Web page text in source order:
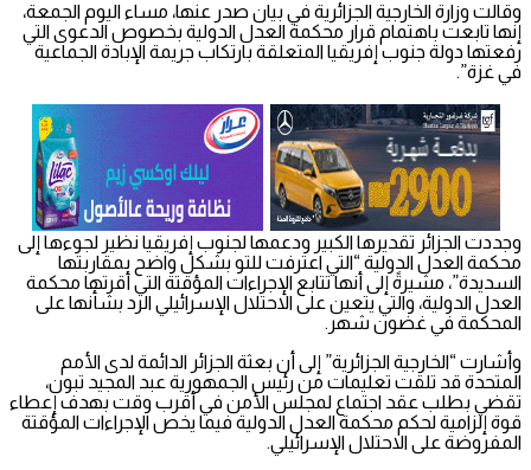
وقالت وزارة الخارجية الجزائرية في بيان صدر عنها، مساء اليوم الجمعة،
إنها تابعت باهتمام قرار محكمة العدل الدولية بخصوص الدعوى التي
رفعتها دولة جنوب إفريقيا المتعلقة بارتكاب جريمة الإبادة الجماعية
في غزة”.
وجددت الجزائر تقديرها الكبير ودعمها لجنوب إفريقيا نظير لجوءها إلى
محكمة العدل الدولية “التي اعترفت للتو بشكل واضح بمقاربتها
السديدة”، مشيرةً إلى أنها تتابع الإجراءات المؤقتة التي أقرتها محكمة
العدل الدولية، والتي يتعين على الاحتلال الإسرائيلي الرد بشأنها على
المحكمة في غضون شهر.
وأشارت “الخارجية الجزائرية” إلى أن بعثة الجزائر الدائمة لدى الأمم
المتحدة قد تلقت تعليمات من رئيس الجمهورية عبد المجيد تبون،
تقضي بطلب عقد اجتماع لمجلس الأمن في أقرب وقت بهدف إعطاء
قوة إلزامية لحكم محكمة العدل الدولية فيما يخص الإجراءات المؤقتة
المفروضة على الاحتلال الإسرائيلي.